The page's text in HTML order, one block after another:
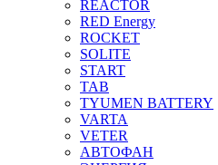
REACTOR
RED Energy
ROCKET
SOLITE
START
TAB
TYUMEN BATTERY
VARTA
VETER
АВТОФАН